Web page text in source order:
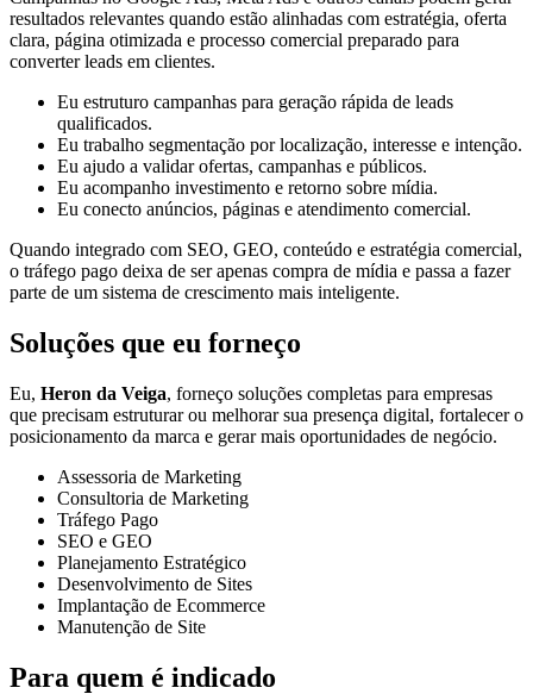
resultados relevantes quando estão alinhadas com estratégia, oferta
clara, página otimizada e processo comercial preparado para
converter leads em clientes.
Eu estruturo campanhas para geração rápida de leads
qualificados.
Eu trabalho segmentação por localização, interesse e intenção.
Eu ajudo a validar ofertas, campanhas e públicos.
Eu acompanho investimento e retorno sobre mídia.
Eu conecto anúncios, páginas e atendimento comercial.
Quando integrado com SEO, GEO, conteúdo e estratégia comercial,
o tráfego pago deixa de ser apenas compra de mídia e passa a fazer
parte de um sistema de crescimento mais inteligente.
Soluções que eu forneço
Eu, Heron da Veiga, forneço soluções completas para empresas
que precisam estruturar ou melhorar sua presença digital, fortalecer o
posicionamento da marca e gerar mais oportunidades de negócio.
Assessoria de Marketing
Consultoria de Marketing
Tráfego Pago
SEO e GEO
Planejamento Estratégico
Desenvolvimento de Sites
Implantação de Ecommerce
Manutenção de Site
Para quem é indicado